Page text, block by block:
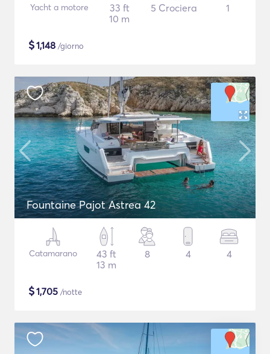
Yacht a motore
33 ft
10 m
5 Crociera 1
$1,148 /giorno
Fountaine Pajot Astrea 42
Catamarano
43 ft
13 m
8 4 4
$1,705 /notte